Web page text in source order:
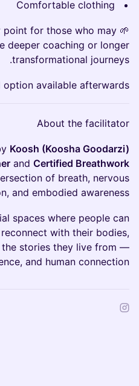
Comfortable clothing
point for those who may
deeper coaching or longer
transformational journeys.
available afterwards.
About the facilitator
Koosh (Koosha Goodarzi)
and Certified Breathwork
of breath, nervous
and embodied awareness.
spaces where people can
with their bodies,
stories they live from —
and human connection.